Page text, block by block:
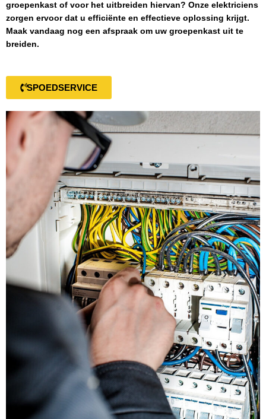
groepenkast of voor het uitbreiden hiervan? Onze elektriciens
zorgen ervoor dat u efficiënte en effectieve oplossing krijgt.
Maak vandaag nog een afspraak om uw groepenkast uit te
breiden.
SPOEDSERVICE